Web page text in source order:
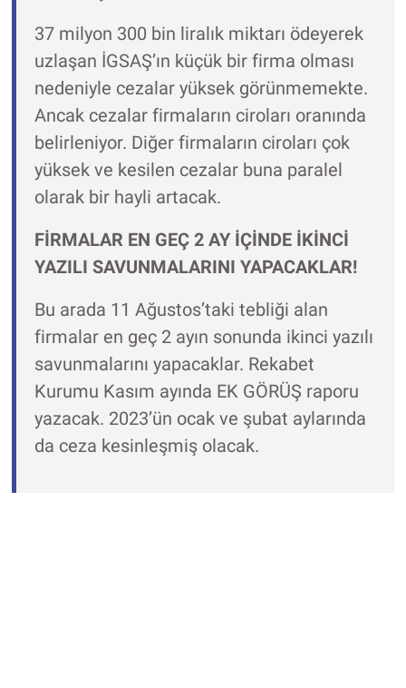
37 milyon 300 bin liralık miktarı ödeyerek
uzlaşan İGSAŞ’ın küçük bir firma olması
nedeniyle cezalar yüksek görünmemekte.
Ancak cezalar firmaların ciroları oranında
belirleniyor. Diğer firmaların ciroları çok
yüksek ve kesilen cezalar buna paralel
olarak bir hayli artacak.
FİRMALAR EN GEÇ 2 AY İÇİNDE İKİNCİ
YAZILI SAVUNMALARINI YAPACAKLAR!
Bu arada 11 Ağustos’taki tebliği alan
firmalar en geç 2 ayın sonunda ikinci yazılı
savunmalarını yapacaklar. Rekabet
Kurumu Kasım ayında EK GÖRÜŞ raporu
yazacak. 2023’ün ocak ve şubat aylarında
da ceza kesinleşmiş olacak.